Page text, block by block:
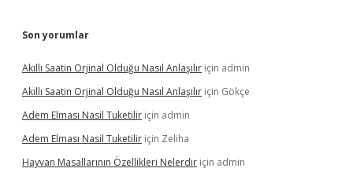
Son yorumlar
Akıllı Saatin Orjinal Olduğu Nasıl Anlaşılır için admin
Akıllı Saatin Orjinal Olduğu Nasıl Anlaşılır için Gökçe
Adem Elması Nasil Tuketilir için admin
Adem Elması Nasil Tuketilir için Zeliha
Hayvan Masallarının Özellikleri Nelerdir için admin